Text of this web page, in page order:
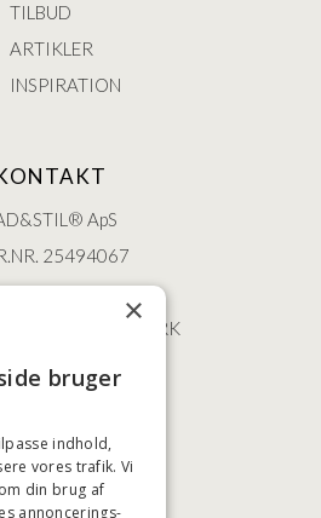
TILBUD
ARTIKLER
INSPIRATION
ApS
25494067
202
• DANMARK
3920 5084
KREDITVÆRDIGHED
×
bruger
indhold,
vores trafik. Vi
din brug af
annoncerings-